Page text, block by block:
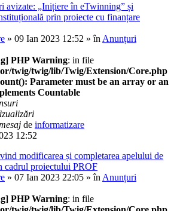
avizate: „Inițiere în eTwinning” și
prin proiecte cu finanțare
» 09 Ian 2023 12:52 » în Anunțuri
PHP Warning: in file
twig/twig/lib/Twig/Extension/Core.php
Parameter must be an array or an
Countable
de informatizare
12:52
modificarea și completarea apelului de
cadrul proiectului PROF
» 07 Ian 2023 22:05 » în Anunțuri
PHP Warning: in file